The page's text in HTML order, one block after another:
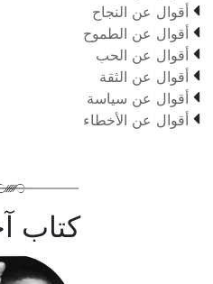
 أقوال عن النجاح
 أقوال عن الطموح
 أقوال عن الحب
 أقوال عن الثقة
 أقوال عن سياسة
 أقوال عن الأخطاء
كتاب